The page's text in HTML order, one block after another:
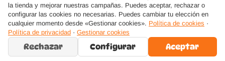
© 2026 Ideas Respetuosas S.L., Todos los derechos reservados. · Diseño web por
la tienda y mejorar nuestras campañas. Puedes aceptar, rechazar o
configurar las cookies no necesarias. Puedes cambiar tu elección en
cualquier momento desde «Gestionar cookies». Política de cookies ·
Política de privacidad · Gestionar cookies
Rechazar Configurar Aceptar